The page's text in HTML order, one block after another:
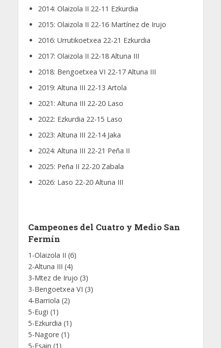
2014: Olaizola II 22-11 Ezkurdia
2015: Olaizola II 22-16 Martínez de Irujo
2016: Urrutikoetxea 22-21 Ezkurdia
2017: Olaizola II 22-18 Altuna III
2018: Bengoetxea VI 22-17 Altuna III
2019: Altuna III 22-13 Artola
2021: Altuna III 22-20 Laso
2022: Ezkurdia 22-15 Laso
2023: Altuna III 22-14 Jaka
2024: Altuna III 22-21 Peña II
2025: Peña II 22-20 Zabala
2026: Laso 22-20 Altuna III
Campeones del Cuatro y Medio San
Fermín
1-Olaizola II (6)
2-Altuna III (4)
3-Mtez de Irujo (3)
3-Bengoetxea VI (3)
4-Barriola (2)
5-Eugi (1)
5-Ezkurdia (1)
5-Nagore (1)
5-Esain (1)